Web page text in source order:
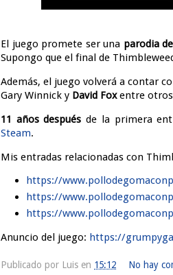
El juego promete ser una parodia
Supongo que el final de
Además, el juego volverá a contar
Gary Winnick y David Foxentre
11 años después de la primera
Steam.
Mis entradas relacionadas con
https://
https://
https://
Anuncio del juego: https://
Publicado por Luis en 15:12
No hay